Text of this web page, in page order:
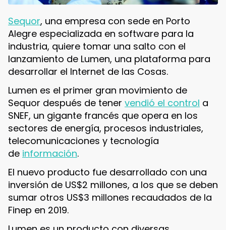
Sequor, una empresa con sede en Porto
Alegre especializada en software para la
industria, quiere tomar una salto con el
lanzamiento de Lumen, una plataforma para
desarrollar el Internet de las Cosas.
Lumen es el primer gran movimiento de
Sequor después de tener vendió el control a
SNEF, un gigante francés que opera en los
sectores de energía, procesos industriales,
telecomunicaciones y tecnología
de información.
El nuevo producto fue desarrollado con una
inversión de US$2 millones, a los que se deben
sumar otros US$3 millones recaudados de la
Finep en 2019.